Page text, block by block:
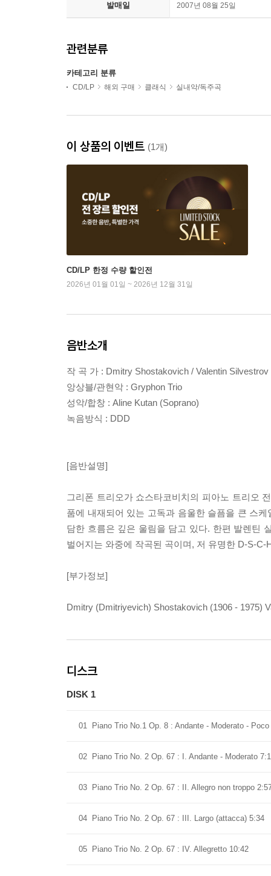
발매일 2007년 08월 25일
관련분류
카테고리 분류
CD/LP 해외 구매 클래식 실내악/독주곡
이 상품의 이벤트 (1개)
CD/LP 한정 수량 할인전
2026년 01월 01일 ~ 2026년 12월 31일
음반소개
작 곡 가 : Dmitry Shostakovich / Valentin Silvestrov
앙상블/관현악 : Gryphon Trio
성악/합창 : Aline Kutan (Soprano)
녹음방식 : DDD
[음반설명]
그리폰 트리오가 쇼스타코비치의 피아노 트리오
품에 내재되어 있는 고독과 음울한 슬픔을 큰 스
담한 흐름은 깊은 울림을 담고 있다. 한편 발렌틴
벌어지는 와중에 작곡된 곡이며, 저 유명한 D-S-
[부가정보]
Dmitry (Dmitriyevich) Shostakovich (1906 - 1975)
디스크
DISK 1
01 Piano Trio No.1 Op. 8 : Andante - Moderato -
02 Piano Trio No. 2 Op. 67 : I. Andante - Moderato
03 Piano Trio No. 2 Op. 67 : II. Allegro non troppo
04 Piano Trio No. 2 Op. 67 : III. Largo (attacca) 5:34
05 Piano Trio No. 2 Op. 67 : IV. Allegretto 10:42